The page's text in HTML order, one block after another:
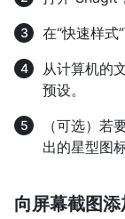
在“快速样式
从计算机的
预设。
（可选）若
出的星型图标
向屏幕截图